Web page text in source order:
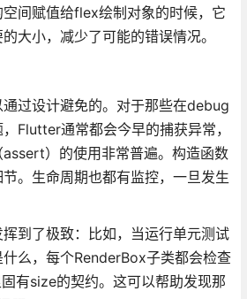
间赋值给flex绘制对象的时候，它
大小，减少了可能的错误情况。
过设计避免的。对于那些在debug
Flutter通常都会今早的捕获异常，
）的使用非常普遍。构造函数
。生命周期也都有监控，一旦发生
到了极致：比如，当运行单元测试
么，每个RenderBox子类都会检查
有size的契约。这可以帮助发现那